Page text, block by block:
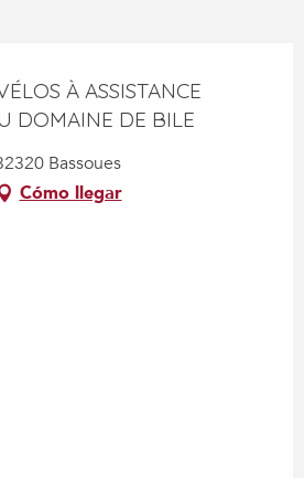
À ASSISTANCE
DOMAINE DE BILE
Bassoues
Cómo llegar